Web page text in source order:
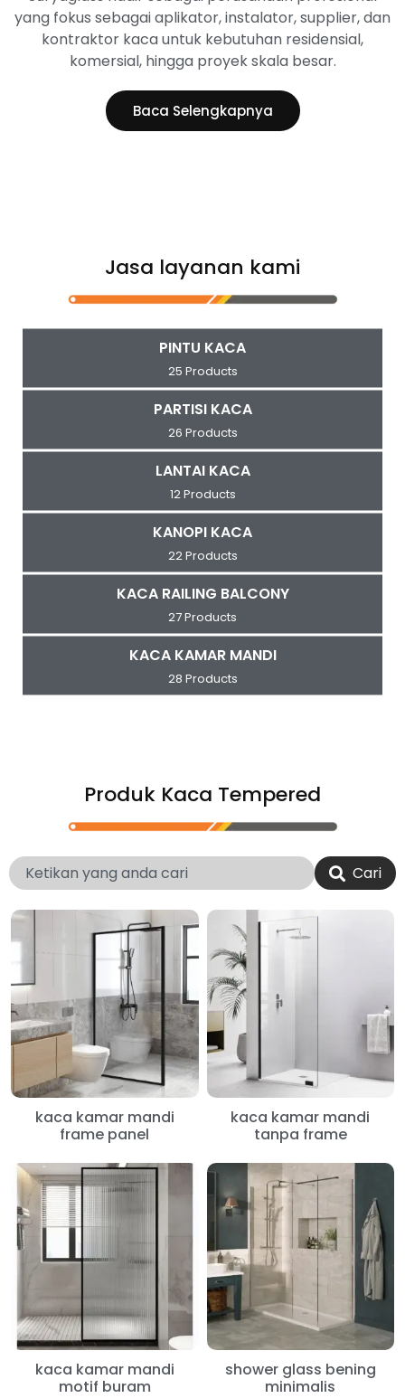
yang fokus sebagai aplikator, instalator, supplier, dan
kontraktor kaca untuk kebutuhan residensial,
komersial, hingga proyek skala besar.
Baca Selengkapnya
Jasa layanan kami
PINTU KACA
25 Products
PARTISI KACA
26 Products
LANTAI KACA
12 Products
KANOPI KACA
22 Products
KACA RAILING BALCONY
27 Products
KACA KAMAR MANDI
28 Products
Produk Kaca Tempered
Cari
kaca kamar mandi
frame panel
kaca kamar mandi
tanpa frame
kaca kamar mandi
motif buram
shower glass bening
minimalis